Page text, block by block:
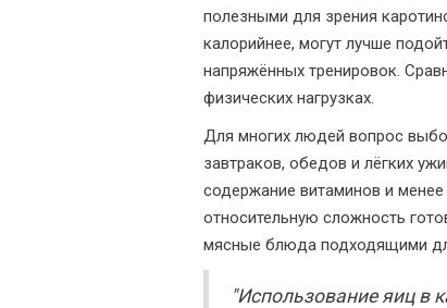
полезными для зрения
калорийнее, могут лучше
напряжённых тренировок.
физических нагрузках.
Для многих людей вопрос
завтраков, обедов и лёгких
содержание витаминов и
относительную сложность
мясные блюда подходящими
"Использование яиц в